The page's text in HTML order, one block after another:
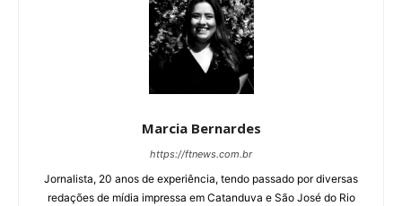
Marcia Bernardes
https://ftnews.com.br
Jornalista, 20 anos de experiência, tendo passado por diversas
redações de mídia impressa em Catanduva e São José do Rio